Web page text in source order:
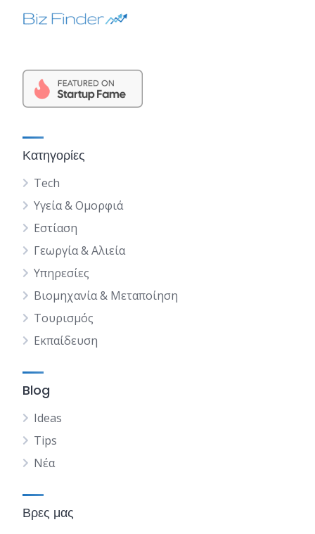
Κατηγορίες
Tech
Υγεία & Ομορφιά
Εστίαση
Γεωργία & Αλιεία
Υπηρεσίες
Βιομηχανία & Μεταποίηση
Τουρισμός
Εκπαίδευση
Blog
Ideas
Tips
Νέα
Βρες μας